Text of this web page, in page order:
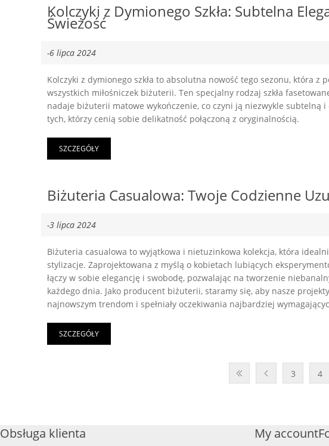
Kolczyki z Dymionego Szkła: Subtelna
Świeżość
-6 lipca 2024
Kolczyki z dymionego szkła to absolutna nowość tego sezonu, która z
wszystkich miłośniczek biżuterii. Ten specjalny rodzaj szkła
nadaje biżuterii matowe wykończenie, co czyni ją niezwykle subtelną i
tych, którzy cenią sobie delikatność połączoną z oryginalnością.
SZCZEGÓŁY
Biżuteria Casualowa: Twoje Codzienne
-3 lipca 2024
Biżuteria casualowa to wyjątkowa i nietuzinkowa kolekcja, która
stylizacje. Zaprojektowana z myślą o kobietach lubiących
łączy w sobie elegancję i swobodę, pozwalając na tworzenie
każdego dnia. Jako producent biżuterii, staramy się, aby nasze
najnowszym trendom i spełniały oczekiwania najbardziej
SZCZEGÓŁY
3 4
Obsługa klienta My account